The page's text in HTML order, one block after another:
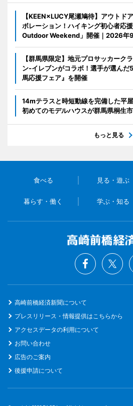
【KEEN×LUCY尾瀬鳩待】アウトド
ボレーション！ハイキング初心者応
Outdoor Weekend」開催｜2026年9
【群馬県限定】地元プロサッカーク
ン‐イレブンがコラボ！選手が選ん
馬応援フェア』を開催
14mテラスと時短動線を完備した平
初めてのモデルハウスが群馬県桐生
もっと見る
食べる 見る・遊ぶ
暮らす・働く 学ぶ・知る
高崎前橋経済新聞について
プレスリリース・情報提供はこちらから
アクセスデータの利用について
お問い合わせ
広告のご案内
後援申請について